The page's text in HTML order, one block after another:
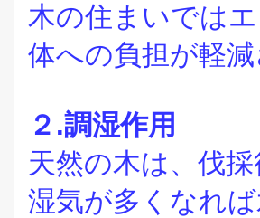
木の住まいでは
体への負担が軽
２.調湿作用
天然の木は、伐
湿気が多くなれ